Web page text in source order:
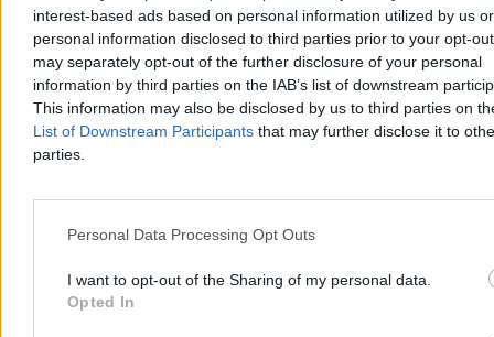
interest-based ads based on personal information utilized by us or
personal information disclosed to third parties prior to your opt-
may separately opt-out of the further disclosure of your personal
information by third parties on the IAB’s list of downstream
This information may also be disclosed by us to third parties on
List of Downstream Participants that may further disclose it to
parties.
Personal Data Processing Opt Outs
I want to opt-out of the Sharing of my personal data.
Opted In
egzaminy dopiero przed nim. W rozmowie z Zero.pl politolog
ocenia pierwszy rok prezydentury, wskazuje jej najmocniejsze i
najsłabsze momenty oraz kreśli scenariusze na kolejne lata.
Bartosz Michalski
Dzisiaj 09:49
Reklama